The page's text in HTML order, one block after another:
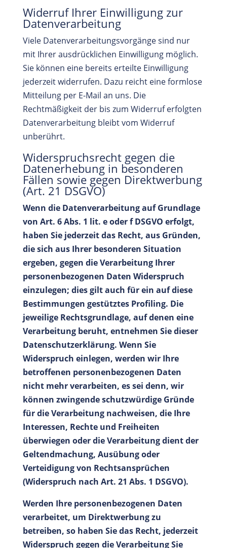
Widerruf Ihrer Einwilligung zur
Datenverarbeitung
Viele Datenverarbeitungsvorgänge sind nur
mit Ihrer ausdrücklichen Einwilligung möglich.
Sie können eine bereits erteilte Einwilligung
jederzeit widerrufen. Dazu reicht eine formlose
Mitteilung per E-Mail an uns. Die
Rechtmäßigkeit der bis zum Widerruf erfolgten
Datenverarbeitung bleibt vom Widerruf
unberührt.
Widerspruchsrecht gegen die
Datenerhebung in besonderen
Fällen sowie gegen Direktwerbung
(Art. 21 DSGVO)
Wenn die Datenverarbeitung auf Grundlage
von Art. 6 Abs. 1 lit. e oder f DSGVO erfolgt,
haben Sie jederzeit das Recht, aus Gründen,
die sich aus Ihrer besonderen Situation
ergeben, gegen die Verarbeitung Ihrer
personenbezogenen Daten Widerspruch
einzulegen; dies gilt auch für ein auf diese
Bestimmungen gestütztes Profiling. Die
jeweilige Rechtsgrundlage, auf denen eine
Verarbeitung beruht, entnehmen Sie dieser
Datenschutzerklärung. Wenn Sie
Widerspruch einlegen, werden wir Ihre
betroffenen personenbezogenen Daten
nicht mehr verarbeiten, es sei denn, wir
können zwingende schutzwürdige Gründe
für die Verarbeitung nachweisen, die Ihre
Interessen, Rechte und Freiheiten
überwiegen oder die Verarbeitung dient der
Geltendmachung, Ausübung oder
Verteidigung von Rechtsansprüchen
(Widerspruch nach Art. 21 Abs. 1 DSGVO).
Werden Ihre personenbezogenen Daten
verarbeitet, um Direktwerbung zu
betreiben, so haben Sie das Recht, jederzeit
Widerspruch gegen die Verarbeitung Sie